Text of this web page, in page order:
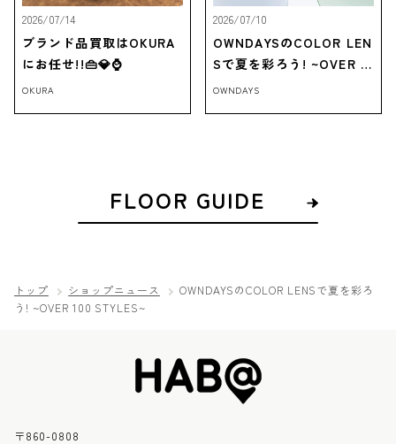
2026/07/14
ブランド品買取はOKURA
にお任せ!!👜💎⌚
OKURA
2026/07/10
OWNDAYSのCOLOR LEN
Sで夏を彩ろう! ~OVER 1
00 STYLES~
OWNDAYS
FLOOR GUIDE
トップ ショップニュース
OWNDAYSのCOLOR LENSで夏を彩ろ
う! ~OVER 100 STYLES~
〒860-0808